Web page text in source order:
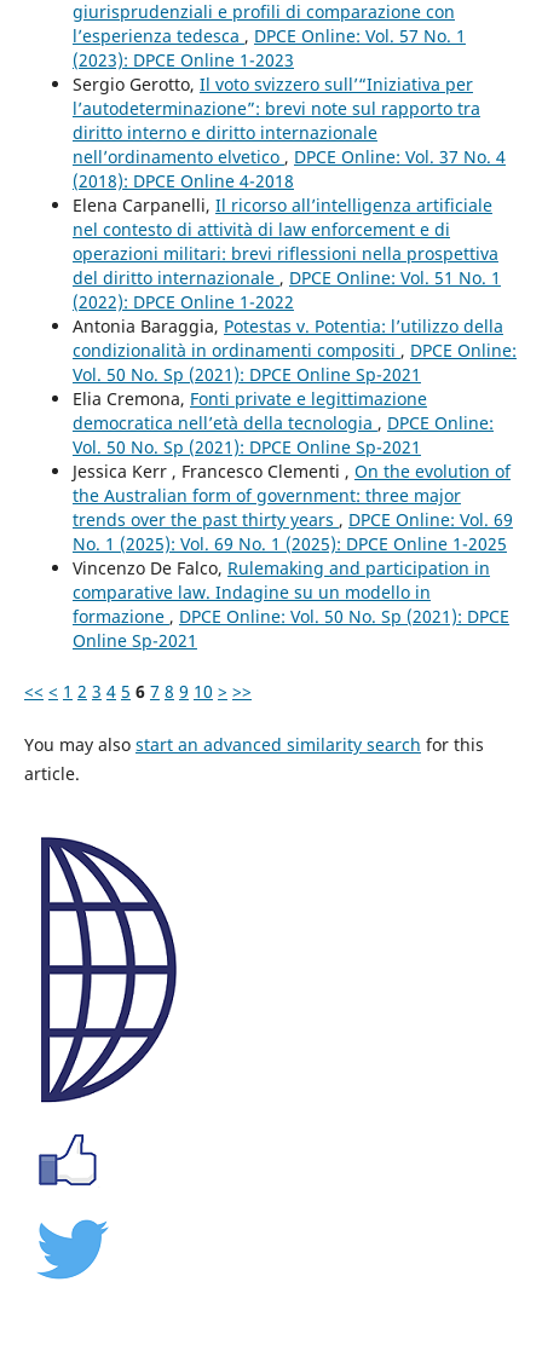
giurisprudenziali e profili di comparazione con
l’esperienza tedesca , DPCE Online: Vol. 57 No. 1
(2023): DPCE Online 1-2023
Sergio Gerotto, Il voto svizzero sull’“Iniziativa per
l’autodeterminazione”: brevi note sul rapporto tra
diritto interno e diritto internazionale
nell’ordinamento elvetico , DPCE Online: Vol. 37 No. 4
(2018): DPCE Online 4-2018
Elena Carpanelli, Il ricorso all’intelligenza artificiale
nel contesto di attività di law enforcement e di
operazioni militari: brevi riflessioni nella prospettiva
del diritto internazionale , DPCE Online: Vol. 51 No. 1
(2022): DPCE Online 1-2022
Antonia Baraggia, Potestas v. Potentia: l’utilizzo della
condizionalità in ordinamenti compositi , DPCE Online:
Vol. 50 No. Sp (2021): DPCE Online Sp-2021
Elia Cremona, Fonti private e legittimazione
democratica nell’età della tecnologia , DPCE Online:
Vol. 50 No. Sp (2021): DPCE Online Sp-2021
Jessica Kerr , Francesco Clementi , On the evolution of
the Australian form of government: three major
trends over the past thirty years , DPCE Online: Vol. 69
No. 1 (2025): Vol. 69 No. 1 (2025): DPCE Online 1-2025
Vincenzo De Falco, Rulemaking and participation in
comparative law. Indagine su un modello in
formazione , DPCE Online: Vol. 50 No. Sp (2021): DPCE
Online Sp-2021
<< < 1 2 3 4 5 6 7 8 9 10 > >>
You may also start an advanced similarity search for this
article.